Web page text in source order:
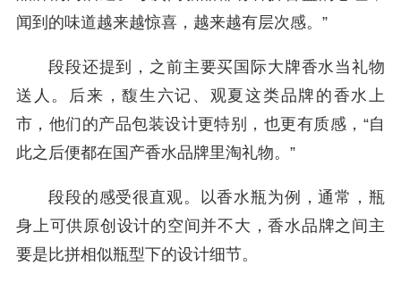
闻到的味道越来越惊喜，越来越有层次感。”
段段还提到，之前主要买国际大牌香水当礼物
送人。后来，馥生六记、观夏这类品牌的香水上
市，他们的产品包装设计更特别，也更有质感，“自
此之后便都在国产香水品牌里淘礼物。”
段段的感受很直观。以香水瓶为例，通常，瓶
身上可供原创设计的空间并不大，香水品牌之间主
要是比拼相似瓶型下的设计细节。